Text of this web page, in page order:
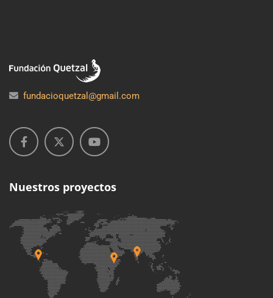
fundacioquetzal@gmail.com
Nuestros proyectos